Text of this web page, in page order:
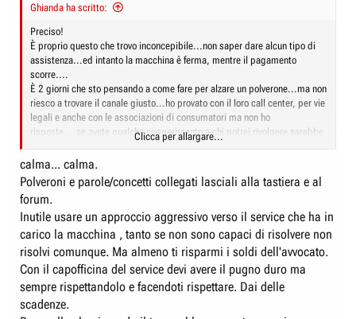
Ghianda ha scritto:
Preciso!
È proprio questo che trovo inconcepibile...non saper dare alcun tipo di
assistenza...ed intanto la macchina è ferma, mentre il pagamento
scorre....
È 2 giorni che sto pensando a come fare per alzare un polverone...ma non
riesco a trovare il canale giusto...ho provato con il loro call center, per vie
legali e anche con le associazioni di consumatori ma non ho
risposte....se avete qualche suggerimento a chi potrei rivolgere sarebbe
Clicca per allargare...
calma... calma.
Polveroni e parole/concetti collegati lasciali alla tastiera e al
forum.
Inutile usare un approccio aggressivo verso il service che ha in
carico la macchina , tanto se non sono capaci di risolvere non
risolvi comunque. Ma almeno ti risparmi i soldi dell'avvocato.
Con il capofficina del service devi avere il pugno duro ma
sempre rispettandolo e facendoti rispettare. Dai delle
scadenze.